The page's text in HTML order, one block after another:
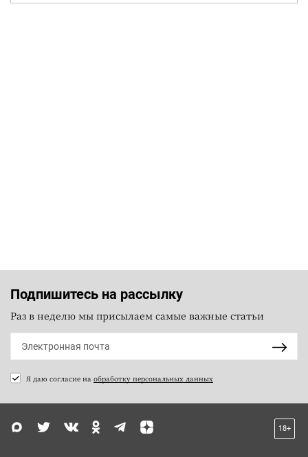
Подпишитесь на рассылку
Раз в неделю мы присылаем самые важные статьи
Я даю согласие на обработку персональных данных
18+